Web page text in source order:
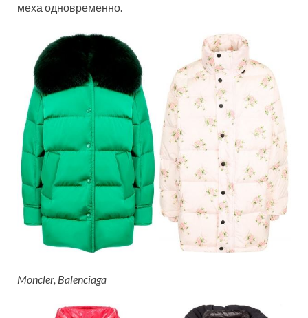
меха одновременно.
Moncler, Balenciaga